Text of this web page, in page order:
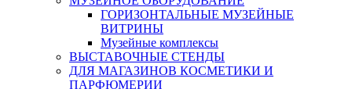
ГОРИЗОНТАЛЬНЫЕ МУЗЕЙНЫЕ
ВИТРИНЫ
Музейные комплексы
ВЫСТАВОЧНЫЕ СТЕНДЫ
ДЛЯ МАГАЗИНОВ КОСМЕТИКИ И
ПАРФЮМЕРИИ